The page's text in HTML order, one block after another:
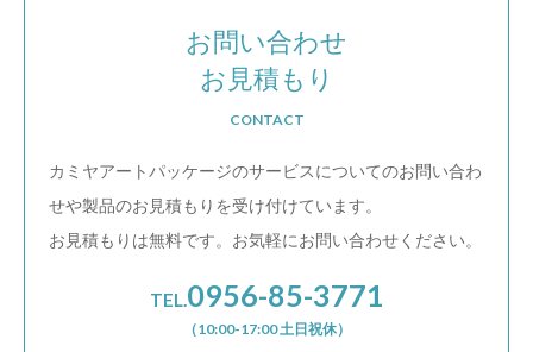
お問い合わせ
お見積もり
CONTACT
カミヤアートパッケージのサービスについてのお問い合わ
せや製品のお見積もりを受け付けています。
お見積もりは無料です。お気軽にお問い合わせください。
TEL.0956-85-3771
（10:00-17:00 土日祝休）